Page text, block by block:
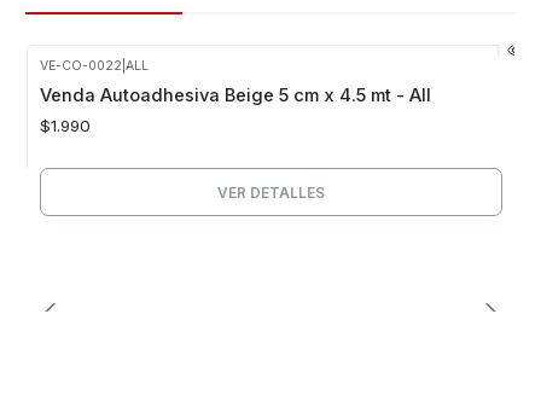
VE-CO-0022 ALL
Venda Autoadhesiva Beige 5 cm x 4.5 mt - All
$1.990
VER DETALLES